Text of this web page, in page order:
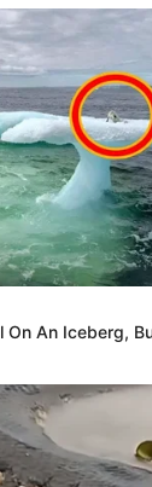
On An Iceberg,